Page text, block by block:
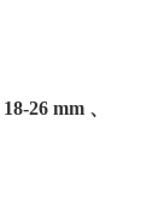
18-26 mm 、